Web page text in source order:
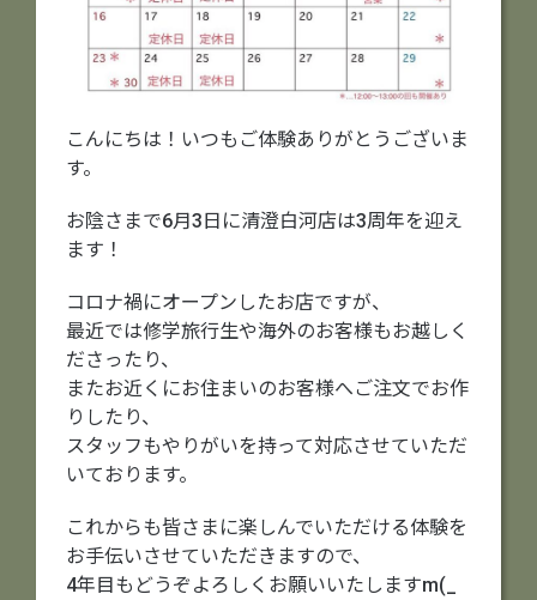
こんにちは！いつもご体験ありがとうございま
す。
お陰さまで6月3日に清澄白河店は3周年を迎え
ます！
コロナ禍にオープンしたお店ですが、
最近では修学旅行生や海外のお客様もお越しく
ださったり、
またお近くにお住まいのお客様へご注文でお作
りしたり、
スタッフもやりがいを持って対応させていただ
いております。
これからも皆さまに楽しんでいただける体験を
お手伝いさせていただきますので、
4年目もどうぞよろしくお願いいたしますm(_